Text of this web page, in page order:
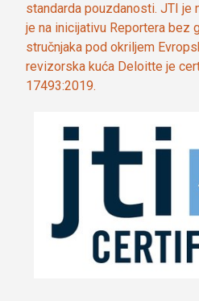
standarda pouzdanosti. JTI je
je na inicijativu Reportera bez
stručnjaka pod okriljem
revizorska kuća Deloitte je
17493:2019.